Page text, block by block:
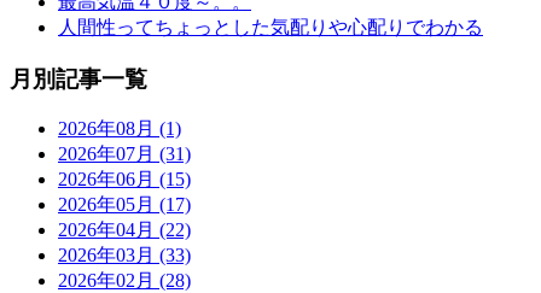
人間性ってちょっとした気配りや心配りでわかる
月別記事一覧
2026年08月 (1)
2026年07月 (31)
2026年06月 (15)
2026年05月 (17)
2026年04月 (22)
2026年03月 (33)
2026年02月 (28)